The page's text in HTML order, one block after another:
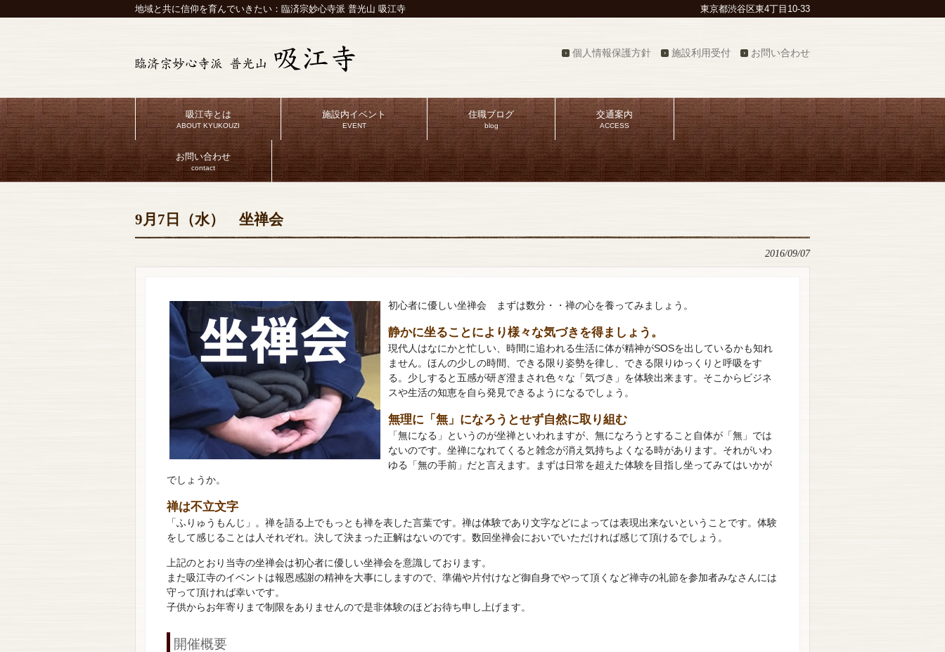
地域と共に信仰を育んでいきたい：臨済宗妙心寺派 普光山 吸江寺 東京都渋谷区東4丁目10-33
個人情報保護方針 施設利用受付 お問い合わせ
吸江寺とは
ABOUT KYUKOUZI
施設内イベント
EVENT
住職ブログ
blog
交通案内
ACCESS
お問い合わせ
contact
9月7日（水） 坐禅会
2016/09/07
初心者に優しい坐禅会 まずは数分・・禅の心を養ってみましょう。
静かに坐ることにより様々な気づきを得ましょう。
現代人はなにかと忙しい、時間に追われる生活に体が精神がSOSを出しているかも知れ
ません。ほんの少しの時間、できる限り姿勢を律し、できる限りゆっくりと呼吸をす
る。少しすると五感が研ぎ澄まされ色々な「気づき」を体験出来ます。そこからビジネ
スや生活の知恵を自ら発見できるようになるでしょう。
無理に「無」になろうとせず自然に取り組む
「無になる」というのが坐禅といわれますが、無になろうとすること自体が「無」では
ないのです。坐禅になれてくると雑念が消え気持ちよくなる時があります。それがいわ
ゆる「無の手前」だと言えます。まずは日常を超えた体験を目指し坐ってみてはいかが
でしょうか。
禅は不立文字
「ふりゅうもんじ」。禅を語る上でもっとも禅を表した言葉です。禅は体験であり文字などによっては表現出来ないということです。体験
をして感じることは人それぞれ。決して決まった正解はないのです。数回坐禅会においでいただければ感じて頂けるでしょう。
上記のとおり当寺の坐禅会は初心者に優しい坐禅会を意識しております。
また吸江寺のイベントは報恩感謝の精神を大事にしますので、準備や片付けなど御自身でやって頂くなど禅寺の礼節を参加者みなさんには
守って頂ければ幸いです。
子供からお年寄りまで制限をありませんので是非体験のほどお待ち申し上げます。
開催概要